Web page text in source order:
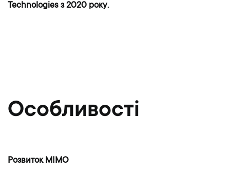
Technologies з 2020 року.
Особливості
Розвиток MIMO